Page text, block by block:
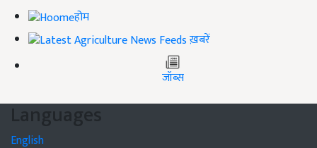
होम
ख़बरें
जॉब्स
Languages
English